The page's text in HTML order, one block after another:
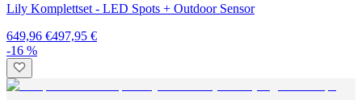
Lily Komplettset - LED Spots + Outdoor Sensor
649,96 €497,95 €
-16 %